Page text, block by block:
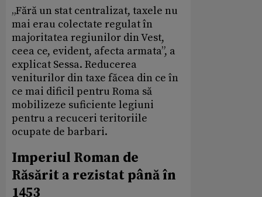
„Fără un stat centralizat, taxele nu
mai erau colectate regulat în
majoritatea regiunilor din Vest,
ceea ce, evident, afecta armata”, a
explicat Sessa. Reducerea
veniturilor din taxe făcea din ce în
ce mai dificil pentru Roma să
mobilizeze suficiente legiuni
pentru a recuceri teritoriile
ocupate de barbari.
Imperiul Roman de
Răsărit a rezistat până în
1453